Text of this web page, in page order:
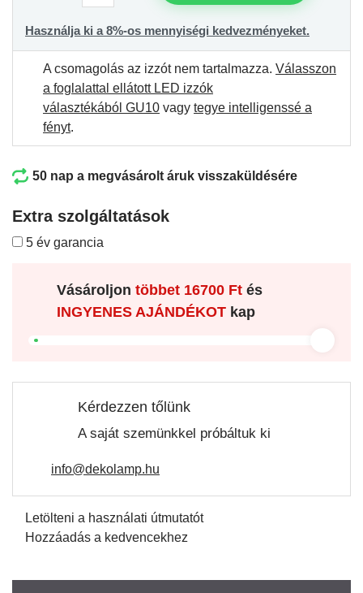
Használja ki a 8%-os mennyiségi kedvezményeket.
A csomagolás az izzót nem tartalmazza. Válasszon
a foglalattal ellátott LED izzók
választékából GU10 vagy tegye intelligenssé a
fényt.
50 nap a megvásárolt áruk visszaküldésére
Extra szolgáltatások
5 év garancia
Vásároljon többet16700 Ftés
INGYENES AJÁNDÉKOTkap
Kérdezzen tőlünk
A saját szemünkkel próbáltuk ki
info@dekolamp.hu
Letölteni a használati útmutatót
Hozzáadás a kedvencekhez